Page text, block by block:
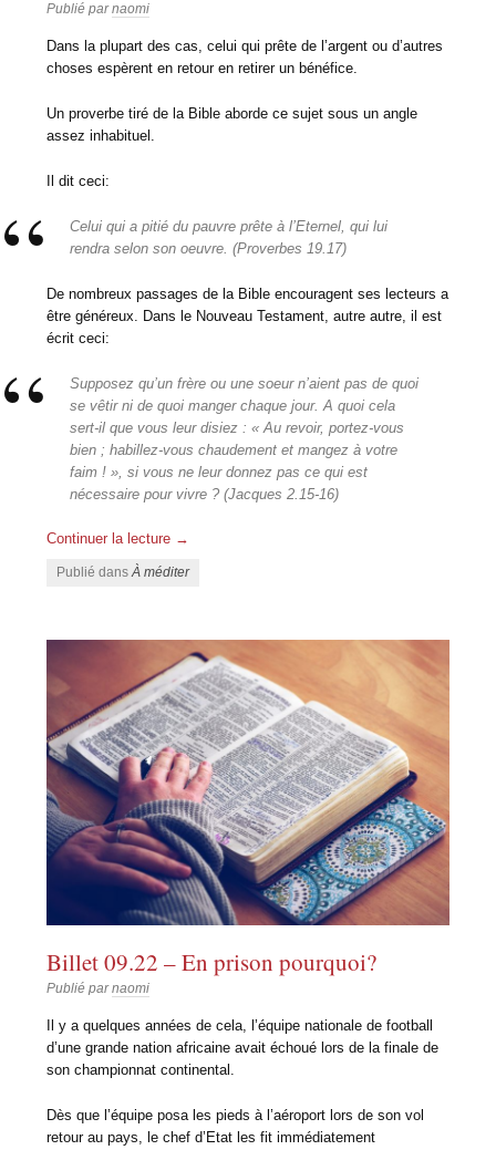
Publié parnaomi
Dans la plupart des cas, celui qui prête de l’argent ou d’autres
choses espèrent en retour en retirer un bénéfice.
Un proverbe tiré de la Bible aborde ce sujet sous un angle
assez inhabituel.
Il dit ceci:
Celui qui a pitié du pauvre prête à l’Eternel, qui lui
rendra selon son oeuvre. (Proverbes 19.17)
De nombreux passages de la Bible encouragent ses lecteurs a
être généreux. Dans le Nouveau Testament, autre autre, il est
écrit ceci:
Supposez qu’un frère ou une soeur n’aient pas de quoi
se vêtir ni de quoi manger chaque jour. A quoi cela
sert-il que vous leur disiez : « Au revoir, portez-vous
bien ; habillez-vous chaudement et mangez à votre
faim ! », si vous ne leur donnez pas ce qui est
nécessaire pour vivre ? (Jacques 2.15-16)
Continuer la lecture →
Publié dansÀ méditer
Billet 09.22 – En prison pourquoi?
Publié parnaomi
Il y a quelques années de cela, l’équipe nationale de football
d’une grande nation africaine avait échoué lors de la finale de
son championnat continental.
Dès que l’équipe posa les pieds à l’aéroport lors de son vol
retour au pays, le chef d’Etat les fit immédiatement